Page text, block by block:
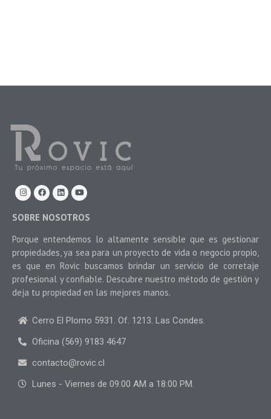
SOBRE NOSOTROS
Porque entendemos lo altamente sensible que es gestionar
propiedades, ya sea para un proyecto de vida o negocio propio,
es que en Rovic buscamos brindar un servicio de corretaje
profesional y confiable. Descubre nuestro método de gestión y
deja tu propiedad en las mejores manos.
Cerro El Plomo 5931. Of. 1213. Las Condes.
Oficina (569) 9183 4647
contacto@rovic.cl
Lunes - Viernes de 09:00 AM a 18:00 PM.